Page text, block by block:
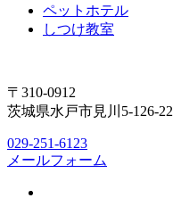
ペットホテル
しつけ教室
〒310-0912
茨城県水戸市見川5-126-22
029-251-6123
メールフォーム